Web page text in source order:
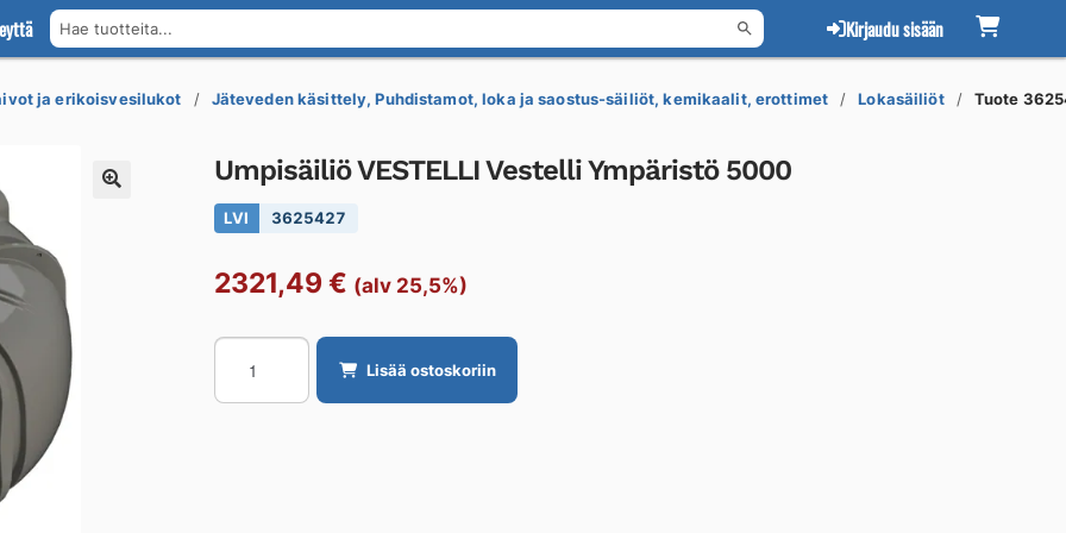
Hae tuotteita... Kirjaudu sisään
ja erikoisvesilukot Jäteveden käsittely, Puhdistamot, loka ja saostus-säiliöt, kemikaalit, erottimet Lokasäiliöt Tuote
Umpisäiliö VESTELLI Vestelli Ympäristö 5000
LVI 3625427
2321,49 € (alv 25,5%)
Umpisäiliö
VESTELLI
Vestelli
Lisää ostoskoriin